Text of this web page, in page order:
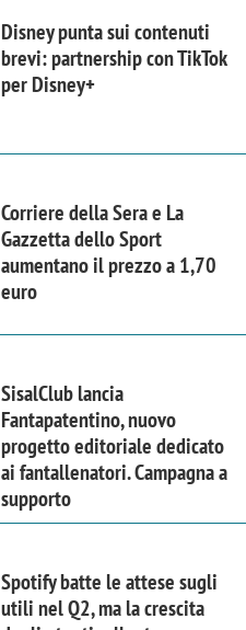
Disney punta sui contenuti
brevi: partnership con TikTok
per Disney+
Corriere della Sera e La
Gazzetta dello Sport
aumentano il prezzo a 1,70
euro
SisalClub lancia
Fantapatentino, nuovo
progetto editoriale dedicato
ai fantallenatori. Campagna a
supporto
Spotify batte le attese sugli
utili nel Q2, ma la crescita